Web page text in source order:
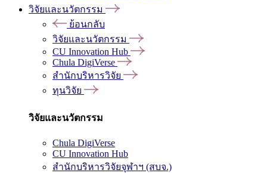
วิจัยและนวัตกรรม
ย้อนกลับ
วิจัยและนวัตกรรม
CU Innovation Hub
Chula DigiVerse
สำนักบริหารวิจัย
ทุนวิจัย
วิจัยและนวัตกรรม
Chula DigiVerse
CU Innovation Hub
สำนักบริหารวิจัยจุฬาฯ (สบจ.)